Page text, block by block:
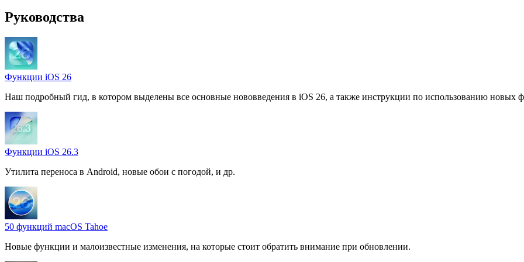
Руководства
Функции iOS 26
Наш подробный гид, в котором выделены все основные нововведения в iOS 26, а также инструкции по использованию новых
Функции iOS 26.3
Утилита переноса в Android, новые обои с погодой, и др.
50 функций macOS Tahoe
Новые функции и малоизвестные изменения, на которые стоит обратить внимание при обновлении.